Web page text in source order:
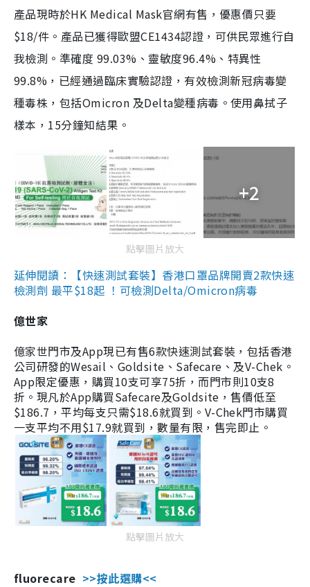
產品現時於HK Medical Mask官網有售，優惠價只要
$18/件。產品已獲得歐盟CE1434認證，可供民眾進行自
我檢測。準確度 99.03%、靈敏度96.4%、特異性
99.8%，已經通過臨床實驗認證，有效檢測新冠病毒變
種毒株，包括Omicron 及Delta變種病毒。使用鼻拭子
樣本，15分鐘知結果。
+2
點擊圖片放大
延伸閱讀：【快速測試套裝】香港口罩品牌開賣2款快速
檢測劑 最平$18起 ！可檢測Delta/Omicron病毒
億世家
億家世門市及App現已有售6款快速測試套裝，包括香港
公司研發的Wesail、Goldsite、Safecare、及V-Chek。
App限定優惠，購買10支可享75折，而門市則10支8
折。現凡於App購買Safecare及Goldsite，售價低至
$186.7，平均每支只需$18.6就買到。V-Chek門市購買
一支平均不用$17.9就買到，數量有限，售完即止。
點擊圖片放大
fluorecare >>按此選購<<